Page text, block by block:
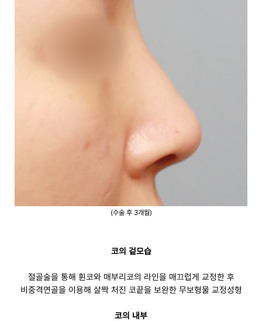
(수술 후 3개월)
코의 겉모습
절골술을 통해 휜코와 매부리코의 라인을 매끄럽게 교정한 후
비중격연골을 이용해 살짝 처진 코끝을 보완한 무보형물 교정성형
코의 내부